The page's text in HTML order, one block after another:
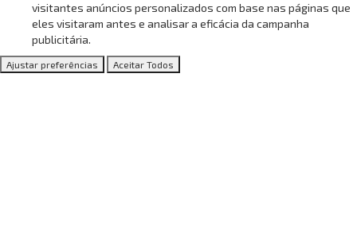
visitantes anúncios personalizados com base nas páginas que
eles visitaram antes e analisar a eficácia da campanha
publicitária.
Ajustar preferências Aceitar Todos